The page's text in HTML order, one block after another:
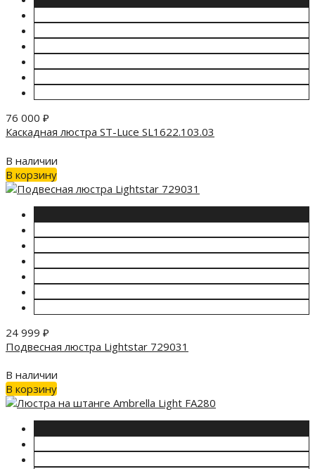
76 000 ₽
Каскадная люстра ST-Luce SL1622.103.03
В наличии
В корзину
24 999 ₽
Подвесная люстра Lightstar 729031
В наличии
В корзину